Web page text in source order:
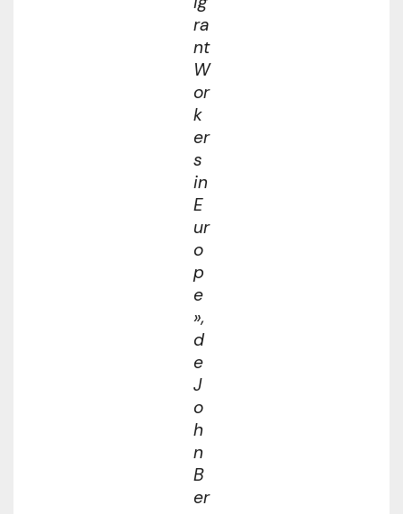
ra
nt
W
or
k
er
s
in
E
ur
o
p
e
»,
d
e
J
o
h
n
B
er